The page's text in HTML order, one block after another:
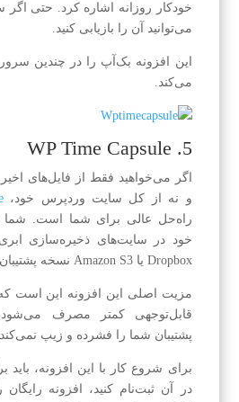
خودکار روزانه اشاره کرد. حتی
می‌توانید آن را بازیابی کنید.
این افزونه بک‌آپ‌ را در چندین
می‌کند.
5. WP Time Capsule
اگر می‌خواهید فقط از فایل‌های اخیر
و نه از کل سایت وردپرس خود،
راه‌حل عالی برای شما است. شما
Dropbox یا Amazon S3 نسخه پشتیبان تهیه کنید.
مزیت اصلی این افزونه این است
قابل‌توجهی کمتر مصرف می‌شود.
پشتیبان شما را فشرده و زیپ
برای شروع کار با این افزونه،
در آن ثبت‌نام کنید، افزونه